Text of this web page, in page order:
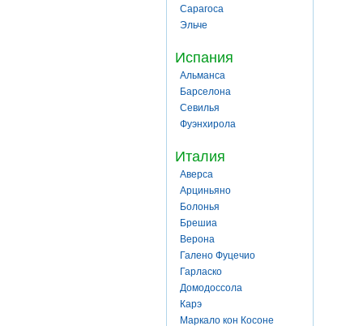
Сарагоса
Эльче
Испания
Альманса
Барселона
Севилья
Фуэнхирола
Италия
Аверса
Арциньяно
Болонья
Брешиа
Верона
Галено Фуцечио
Гарласко
Домодоссола
Карэ
Маркало кон Косоне